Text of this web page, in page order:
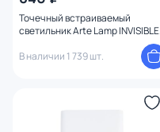
Точечный встраиваемый
светильник Arte Lamp INVISIBLE
GU10 35W A9286PL-1WH белый
В наличии 1 739 шт.